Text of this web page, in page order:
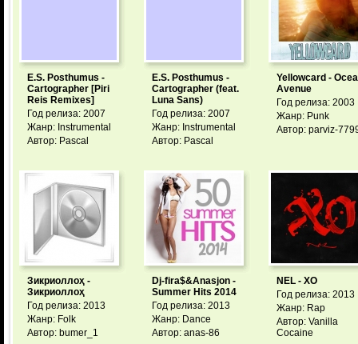
E.S. Posthumus -
Cartographer [Piri
Reis Remixes]
Год релиза: 2007
Жанр: Instrumental
Автор: Pascal
E.S. Posthumus -
Cartographer (feat.
Luna Sans)
Год релиза: 2007
Жанр: Instrumental
Автор: Pascal
Yellowcard -
Avenue
Год релиза: 2003
Жанр: Punk
Автор: parviz-
Зикриоллоҳ -
Зикриоллоҳ
Год релиза: 2013
Жанр: Folk
Автор: bumer_1
Dj-fira$&Anasjon -
Summer Hits 2014
Год релиза: 2013
Жанр: Dance
Автор: anas-86
NEL - XO
Год релиза: 2013
Жанр: Rap
Автор: Vanilla
Cocaine